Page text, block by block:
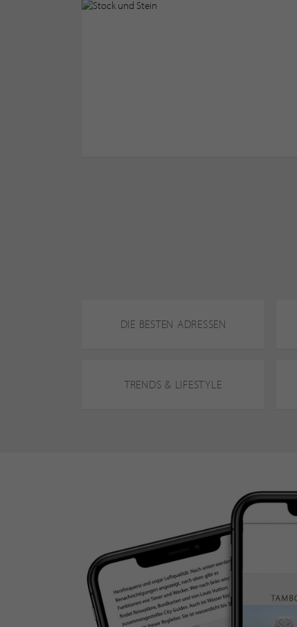
DIE BESTEN ADRESSEN
TRENDS & LIFESTYLE